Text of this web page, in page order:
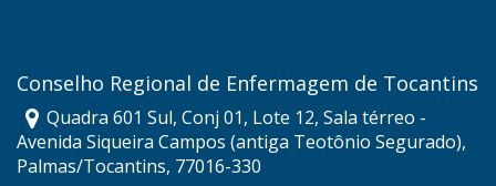
Conselho Regional de Enfermagem de Tocantins
Quadra 601 Sul, Conj 01, Lote 12, Sala térreo -
Avenida Siqueira Campos (antiga Teotônio Segurado),
Palmas/Tocantins, 77016-330